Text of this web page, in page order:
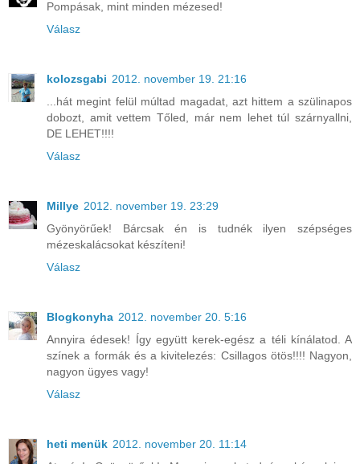
Pompásak, mint minden mézesed!
Válasz
kolozsgabi 2012. november 19. 21:16
...hát megint felül múltad magadat, azt hittem a szülinapos
dobozt, amit vettem Tőled, már nem lehet túl szárnyallni,
DE LEHET!!!!
Válasz
Millye 2012. november 19. 23:29
Gyönyörűek! Bárcsak én is tudnék ilyen szépséges
mézeskalácsokat készíteni!
Válasz
Blogkonyha 2012. november 20. 5:16
Annyira édesek! Így együtt kerek-egész a téli kínálatod. A
színek a formák és a kivitelezés: Csillagos ötös!!!! Nagyon,
nagyon ügyes vagy!
Válasz
heti menük 2012. november 20. 11:14